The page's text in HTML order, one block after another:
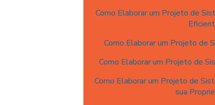
Como Elaborar um Projeto de
Como Elaborar um Projeto de
Como Elaborar um Projeto de
Como Elaborar um Projeto de
sua